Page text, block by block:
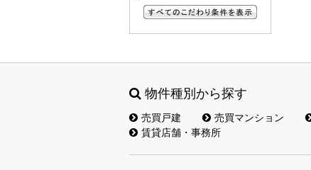
物件種別から探す
売買戸建 売買マンション
賃貸店舗・事務所